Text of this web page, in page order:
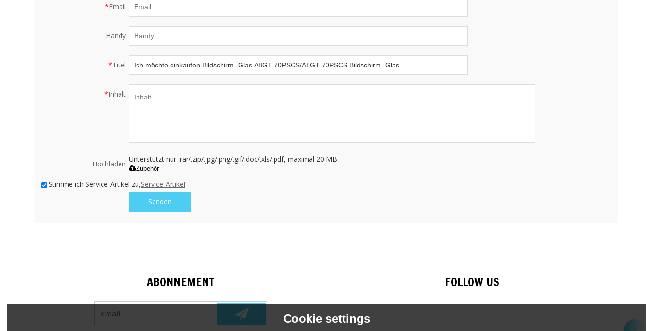
*Email
Handy
*Titel
*Inhalt
Hochladen
Unterstützt nur .rar/.zip/.jpg/.png/.gif/.doc/.xls/.pdf, maximal 20 MB
Zubehör
Stimme ich Service-Artikel zu,Service-Artikel
Senden
ABONNEMENT FOLLOW US
Cookie settings